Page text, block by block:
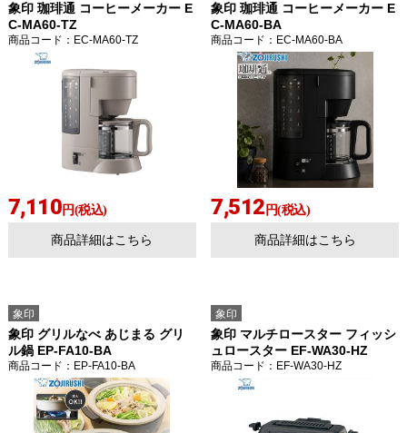
象印 珈琲通 コーヒーメーカー E
C-MA60-TZ
商品コード ：EC-MA60-TZ
7,110円(税込)
商品詳細はこちら
象印 珈琲通 コーヒーメーカー E
C-MA60-BA
商品コード ：EC-MA60-BA
7,512 円(税込)
商品詳細はこちら
象印
象印 グリルなべ あじまる グリ
ル鍋 EP-FA10-BA
商品コード ：EP-FA10-BA
象印
象印 マルチロースター フィッシ
ュロースター EF-WA30-HZ
商品コード ：EF-WA30-HZ